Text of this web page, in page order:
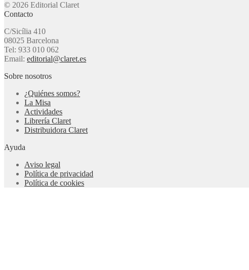
© 2026 Editorial Claret
Contacto
C/Sicília 410
08025 Barcelona
Tel: 933 010 062
Email: editorial@claret.es
Sobre nosotros
¿Quiénes somos?
La Misa
Actividades
Librería Claret
Distribuidora Claret
Ayuda
Aviso legal
Política de privacidad
Política de cookies